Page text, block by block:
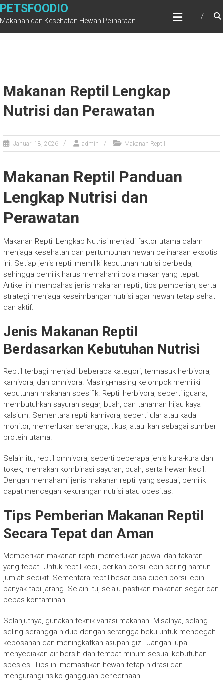
Skip
to
PETSFOODIO
Makanan dan Kesehatan Hewan Peliharaan
Makanan Reptil Lengkap
Nutrisi dan Perawatan
Januari 18, 2026 admin Makanan Reptil
Makanan Reptil Panduan
Lengkap Nutrisi dan
Perawatan
Makanan Reptil Lengkap Nutrisi menjadi faktor utama dalam
menjaga kesehatan dan pertumbuhan hewan peliharaan eksotis
ini. Setiap jenis reptil memiliki kebutuhan nutrisi berbeda,
sehingga pemilik harus memahami pola makan yang tepat.
Artikel ini membahas jenis makanan reptil, tips pemberian, serta
strategi menjaga keseimbangan nutrisi agar hewan tetap sehat
dan aktif.
Jenis Makanan Reptil
Berdasarkan Kebutuhan Nutrisi
Reptil terbagi menjadi beberapa kategori, termasuk herbivora,
karnivora, dan omnivora. Masing-masing kelompok memiliki
kebutuhan makanan spesifik. Reptil herbivora, seperti iguana,
membutuhkan sayuran segar, buah, dan tanaman hijau kaya
kalsium. Sementara reptil karnivora, seperti ular atau kadal
monitor, memerlukan serangga, tikus, atau ikan sebagai sumber
protein utama.
Selain itu, reptil omnivora, seperti beberapa jenis kura-kura dan
tokek, memakan kombinasi sayuran, buah, serta hewan kecil.
Dengan memahami jenis makanan reptil yang sesuai, pemilik
dapat mencegah kekurangan nutrisi atau obesitas.
Tips Pemberian Makanan Reptil
Secara Tepat dan Aman
Memberikan makanan reptil memerlukan jadwal dan takaran
yang tepat. Untuk reptil kecil, berikan porsi lebih sering namun
jumlah sedikit. Sementara reptil besar bisa diberi porsi lebih
banyak tapi jarang. Selain itu, selalu pastikan makanan segar dan
bebas kontaminan.
Selanjutnya, gunakan teknik variasi makanan. Misalnya, selang-
seling serangga hidup dengan serangga beku untuk mencegah
kebosanan dan meningkatkan asupan gizi. Jangan lupa
menyediakan air bersih dan tempat minum sesuai kebutuhan
spesies. Tips ini memastikan hewan tetap hidrasi dan
mengurangi risiko gangguan pencernaan.